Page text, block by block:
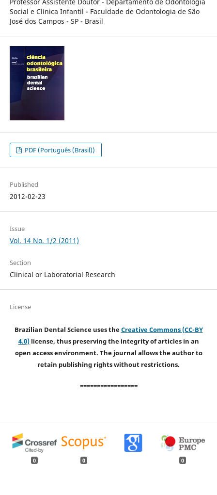
Social e Clínica Infantil - Faculdade de Odontologia de São
José dos Campos - SP - Brasil
PDF (Português (Brasil))
Published
2012-02-23
Issue
Vol. 14 No. 1/2 (2011)
Section
Clinical or Laboratorial Research
License
Brazilian Dental Science uses theCreative Commons (CC-BY
4.0)license, thus preserving the integrity of articles in an
open access environment. The journal allows the author to
retain publishing rights without restrictions.
=================
0 0 0